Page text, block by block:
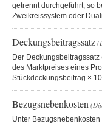
getrennt durchgeführt, so
Zweikreissystem oder
Deckungsbeitragssatz
Der
des Marktpreises eines
Stückdeckungsbeitrag ×
Bezugsnebenkosten
Unter